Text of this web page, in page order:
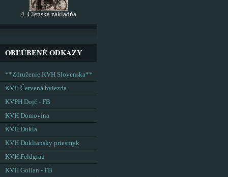
4. Členská základňa
OBĽÚBENÉ ODKAZY
**Združenie KVH Slovenska**
KVH Červená hviezda
KVPH Dojč - FB
KVH Domovina
KVH Dukla
KVH Dukliansky priesmyk
KVH Feldgrau
KVH Golian - FB